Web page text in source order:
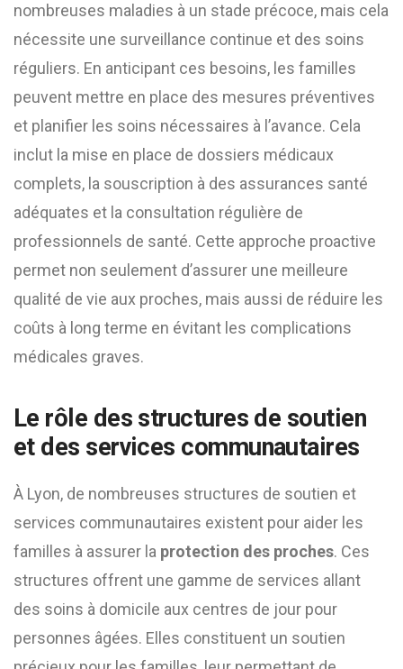
nombreuses maladies à un stade précoce, mais cela
nécessite une surveillance continue et des soins
réguliers. En anticipant ces besoins, les familles
peuvent mettre en place des mesures préventives
et planifier les soins nécessaires à l’avance. Cela
inclut la mise en place de dossiers médicaux
complets, la souscription à des assurances santé
adéquates et la consultation régulière de
professionnels de santé. Cette approche proactive
permet non seulement d’assurer une meilleure
qualité de vie aux proches, mais aussi de réduire les
coûts à long terme en évitant les complications
médicales graves.
Le rôle des structures de soutien
et des services communautaires
À Lyon, de nombreuses structures de soutien et
services communautaires existent pour aider les
familles à assurer la protection des proches. Ces
structures offrent une gamme de services allant
des soins à domicile aux centres de jour pour
personnes âgées. Elles constituent un soutien